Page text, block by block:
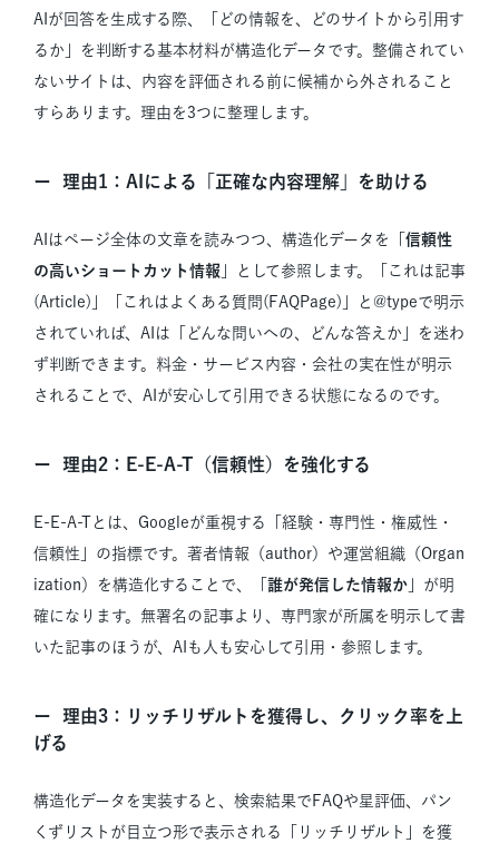
AIが回答を生成する際、「どの情報を、どのサイトから引用す
るか」を判断する基本材料が構造化データです。整備されてい
ないサイトは、内容を評価される前に候補から外されること
すらあります。理由を3つに整理します。
理由1：AIによる「正確な内容理解」を助ける
AIはページ全体の文章を読みつつ、構造化データを「 信頼性
の高いショートカット情報 」として参照します。「これは記事
(Article)」「これはよくある質問(FAQPage)」と@typeで明示
されていれば、AIは「どんな問いへの、どんな答えか」を迷わ
ず判断できます。料金・サービス内容・会社の実在性が明示
されることで、AIが安心して引用できる状態になるのです。
理由2：E-E-A-T（信頼性）を強化する
E-E-A-Tとは、Googleが重視する「経験・専門性・権威性・
信頼性」の指標です。著者情報（author）や運営組織（Organ
ization）を構造化することで、「 誰が発信した情報か 」が明
確になります。無署名の記事より、専門家が所属を明示して書
いた記事のほうが、AIも人も安心して引用・参照します。
理由3：リッチリザルトを獲得し、クリック率を上
げる
構造化データを実装すると、検索結果でFAQや星評価、パン
くずリストが目立つ形で表示される「リッチリザルト」を獲